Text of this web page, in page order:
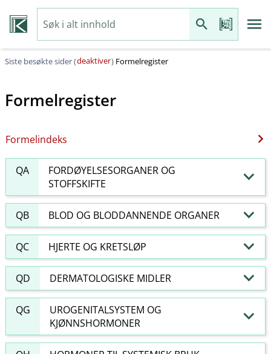
Siste besøkte sider (deaktiver) Formelregister
Formelregister
Formelindeks
QA
FORDØYELSESORGANER OG
STOFFSKIFTE
QB BLOD OG BLODDANNENDE ORGANER
QC HJERTE OG KRETSLØP
QD DERMATOLOGISKE MIDLER
QG
UROGENITALSYSTEM OG
KJØNNSHORMONER